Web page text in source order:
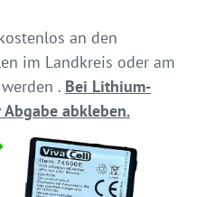
an den
im Landkreis oder am
. Bei Lithium-
abkleben.